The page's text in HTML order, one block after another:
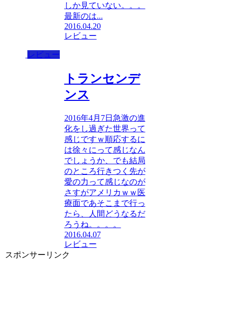
しか見ていない。。。
最新のは...
2016.04.20
レビュー
レビュー
トランセンデ
ンス
2016年4月7日急激の進
化をし過ぎた世界って
感じですｗ順応するに
は徐々にって感じなん
でしょうか、でも結局
のところ行きつく先が
愛の力って感じなのが
さすがアメリカｗｗ医
療面であそこまで行っ
たら、人間どうなるだ
ろうね。。。。
2016.04.07
レビュー
スポンサーリンク